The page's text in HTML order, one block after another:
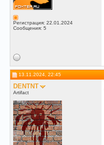
Регистрация: 22.01.2024
Сообщения: 5
13.11.2024, 22:45
DENTNT
Artifact